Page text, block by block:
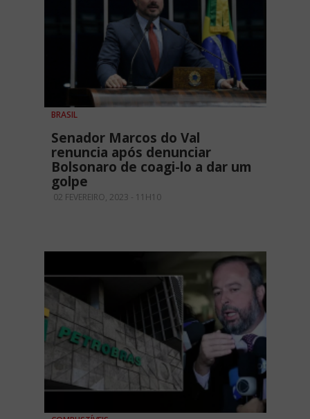
BRASIL
Senador Marcos do Val
renuncia após denunciar
Bolsonaro de coagi-lo a dar um
golpe
02 FEVEREIRO, 2023 - 11H10